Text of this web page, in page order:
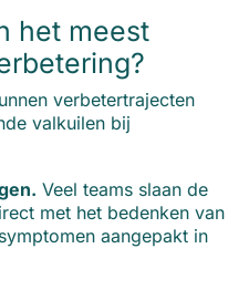
het meest
verbetertrajecten
valkuilen bij
Veel teams slaan de
met het bedenken van
aangepakt in